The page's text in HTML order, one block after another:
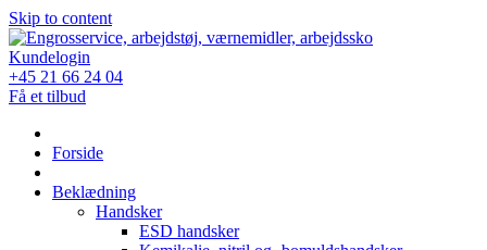
Skip to content
Kundelogin
+45 21 66 24 04
Få et tilbud
Forside
Beklædning
Handsker
ESD handsker